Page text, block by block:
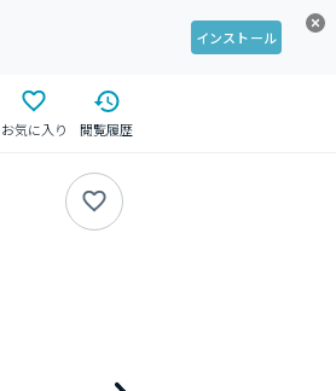
インストール
お気に入り 閲覧履歴